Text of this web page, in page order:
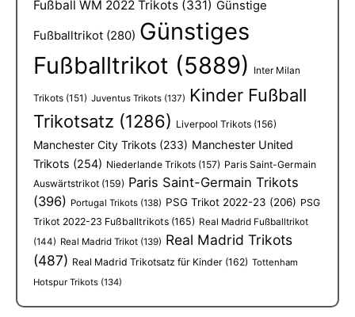
Fußball WM 2022 Trikots (331) Günstige
Fußballtrikot (280) Günstiges
Fußballtrikot (5889) Inter Milan
Trikots (151) Juventus Trikots (137) Kinder Fußball
Trikotsatz (1286) Liverpool Trikots (156)
Manchester City Trikots (233) Manchester United
Trikots (254) Niederlande Trikots (157) Paris Saint-Germain
Auswärtstrikot (159) Paris Saint-Germain Trikots
(396) Portugal Trikots (138) PSG Trikot 2022-23 (206) PSG
Trikot 2022-23 Fußballtrikots (165) Real Madrid Fußballtrikot
(144) Real Madrid Trikot (139) Real Madrid Trikots
(487) Real Madrid Trikotsatz für Kinder (162) Tottenham
Hotspur Trikots (134)